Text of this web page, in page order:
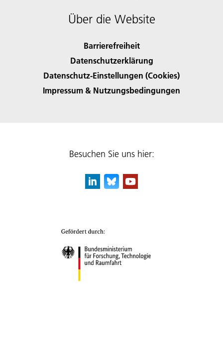
Über die Website
Barrierefreiheit
Datenschutzerklärung
Datenschutz-Einstellungen (Cookies)
Impressum & Nutzungsbedingungen
Besuchen Sie uns hier: